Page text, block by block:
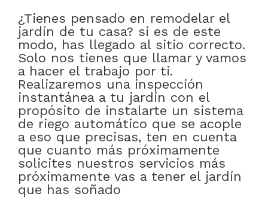
¿Tienes pensado en remodelar el
jardín de tu casa? si es de este
modo, has llegado al sitio correcto.
Solo nos tienes que llamar y vamos
a hacer el trabajo por ti.
Realizaremos una inspección
instantánea a tu jardín con el
propósito de instalarte un sistema
de riego automático que se acople
a eso que precisas, ten en cuenta
que cuanto más próximamente
solicites nuestros servicios más
próximamente vas a tener el jardín
que has soñado